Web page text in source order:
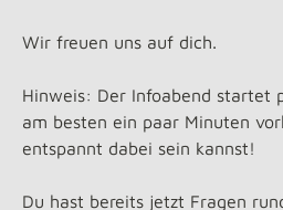
Wir freuen uns auf dich.
Hinweis: Der Infoabend startet
am besten ein paar Minuten
entspannt dabei sein kannst!
Du hast bereits jetzt Fragen